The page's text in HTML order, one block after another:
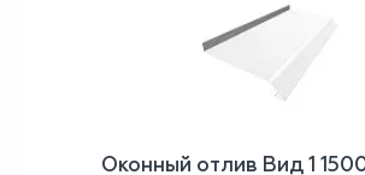
Оконный отлив Вид 1